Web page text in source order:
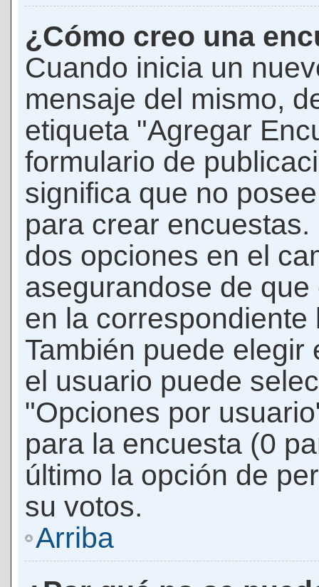
¿Cómo creo una
Cuando inicia un
mensaje del mismo,
etiqueta "Agregar
formulario de
significa que no
para crear
dos opciones en el
asegurandose de
en la
También puede
el usuario puede
"Opciones por
para la encuesta (0
último la opción de
su votos.
Arriba